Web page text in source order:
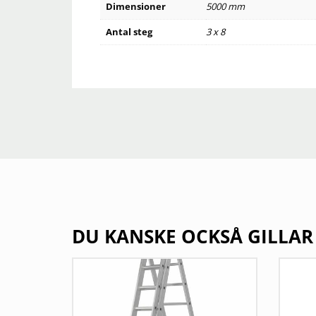
Dimensioner
5000 mm
Antal steg
3 x 8
DU KANSKE OCKSÅ